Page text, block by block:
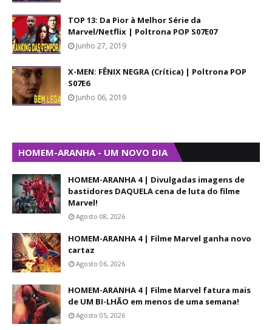
TOP 13: Da Pior à Melhor Série da
Marvel/Netflix | Poltrona POP S07E07
Junho 27, 2019
X-MEN: FÊNIX NEGRA (Crítica) | Poltrona POP
S07E6
Junho 06, 2019
HOMEM-ARANHA - UM NOVO DIA
HOMEM-ARANHA 4 | Divulgadas imagens de
bastidores DAQUELA cena de luta do filme
Marvel!
Agosto 08, 2026
HOMEM-ARANHA 4 | Filme Marvel ganha novo
cartaz
Agosto 06, 2026
HOMEM-ARANHA 4 | Filme Marvel fatura mais
de UM BI-LHÃO em menos de uma semana!
Agosto 05, 2026